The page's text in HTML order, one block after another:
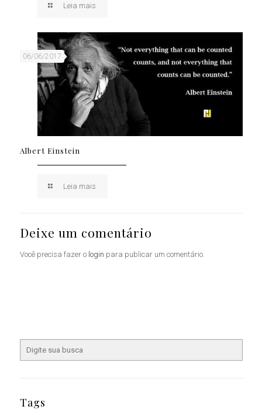
Leia mais
06/06/2017
Albert Einstein
Leia mais
Deixe um comentário
Você precisa fazer o login para publicar um comentário.
Tags